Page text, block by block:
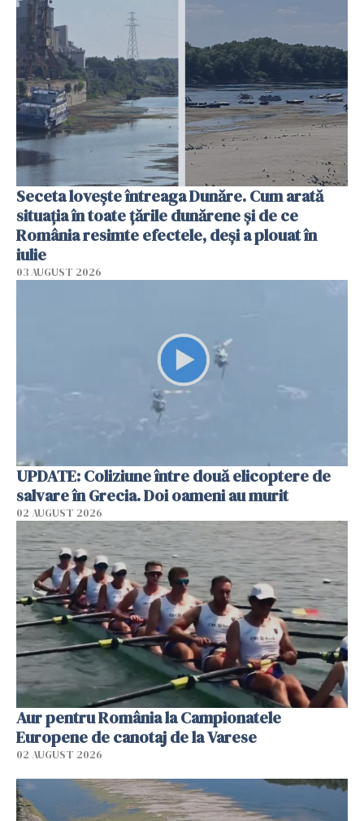
Seceta lovește întreaga Dunăre. Cum arată
situația în toate țările dunărene și de ce
România resimte efectele, deși a plouat în
iulie
03 AUGUST 2026
UPDATE: Coliziune între două elicoptere de
salvare în Grecia. Doi oameni au murit
02 AUGUST 2026
Aur pentru România la Campionatele
Europene de canotaj de la Varese
02 AUGUST 2026